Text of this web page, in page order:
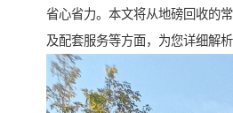
省心省力。本文将从地磅回收的
及配套服务等方面，为您详细解析